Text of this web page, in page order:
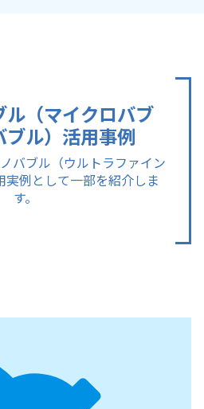
ル（マイクロバブ
ブル）活用事例
バブル（ウルトラファイン
実例として一部を紹介しま
す。